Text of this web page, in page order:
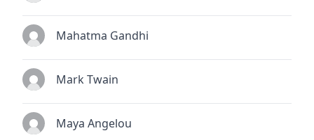
Mahatma Gandhi
Mark Twain
Maya Angelou